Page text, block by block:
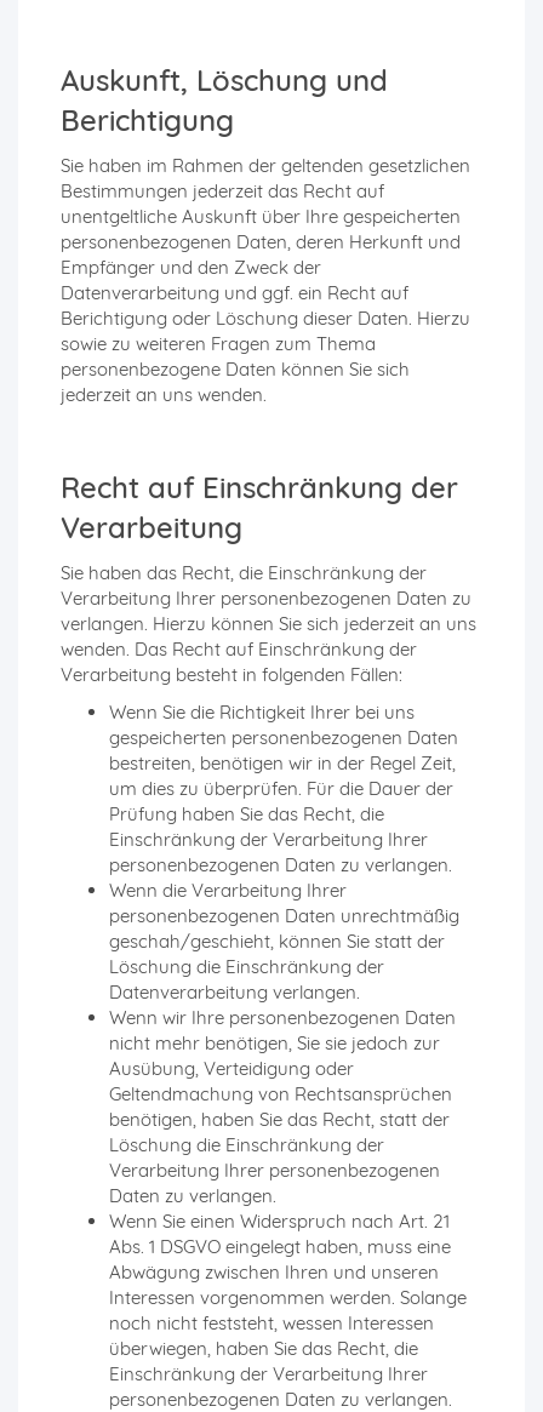
Auskunft, Löschung und
Berichtigung
Sie haben im Rahmen der geltenden gesetzlichen
Bestimmungen jederzeit das Recht auf
unentgeltliche Auskunft über Ihre gespeicherten
personenbezogenen Daten, deren Herkunft und
Empfänger und den Zweck der
Datenverarbeitung und ggf. ein Recht auf
Berichtigung oder Löschung dieser Daten. Hierzu
sowie zu weiteren Fragen zum Thema
personenbezogene Daten können Sie sich
jederzeit an uns wenden.
Recht auf Einschränkung der
Verarbeitung
Sie haben das Recht, die Einschränkung der
Verarbeitung Ihrer personenbezogenen Daten zu
verlangen. Hierzu können Sie sich jederzeit an uns
wenden. Das Recht auf Einschränkung der
Verarbeitung besteht in folgenden Fällen:
Wenn Sie die Richtigkeit Ihrer bei uns
gespeicherten personenbezogenen Daten
bestreiten, benötigen wir in der Regel Zeit,
um dies zu überprüfen. Für die Dauer der
Prüfung haben Sie das Recht, die
Einschränkung der Verarbeitung Ihrer
personenbezogenen Daten zu verlangen.
Wenn die Verarbeitung Ihrer
personenbezogenen Daten unrechtmäßig
geschah/geschieht, können Sie statt der
Löschung die Einschränkung der
Datenverarbeitung verlangen.
Wenn wir Ihre personenbezogenen Daten
nicht mehr benötigen, Sie sie jedoch zur
Ausübung, Verteidigung oder
Geltendmachung von Rechtsansprüchen
benötigen, haben Sie das Recht, statt der
Löschung die Einschränkung der
Verarbeitung Ihrer personenbezogenen
Daten zu verlangen.
Wenn Sie einen Widerspruch nach Art. 21
Abs. 1 DSGVO eingelegt haben, muss eine
Abwägung zwischen Ihren und unseren
Interessen vorgenommen werden. Solange
noch nicht feststeht, wessen Interessen
überwiegen, haben Sie das Recht, die
Einschränkung der Verarbeitung Ihrer
personenbezogenen Daten zu verlangen.